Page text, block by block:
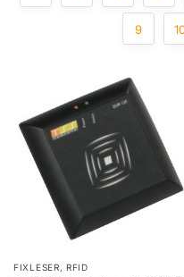
9
FIXLESER,RFID